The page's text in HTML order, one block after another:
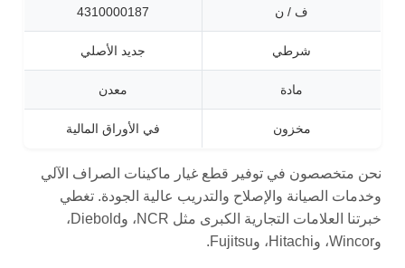
ف / ن 4310000187
شرطي جديد الأصلي
مادة معدن
مخزون في الأوراق المالية
نحن متخصصون في توفير قطع غيار ماكينات الصراف الآلي
وخدمات الصيانة والإصلاح والتدريب عالية الجودة. تغطي
خبرتنا العلامات التجارية الكبرى مثل NCR، وDiebold،
وWincor، وHitachi، وFujitsu.